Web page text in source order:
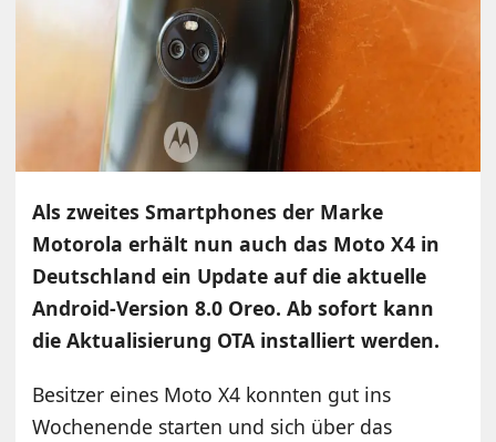
Als zweites Smartphones der Marke
Motorola erhält nun auch das Moto X4 in
Deutschland ein Update auf die aktuelle
Android-Version 8.0 Oreo. Ab sofort kann
die Aktualisierung OTA installiert werden.
Besitzer eines Moto X4 konnten gut ins
Wochenende starten und sich über das